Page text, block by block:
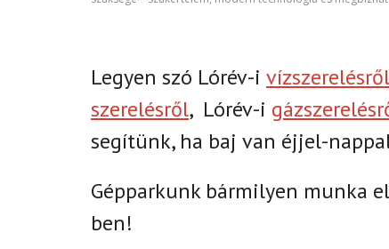
Legyen szó Lórév-i vízszerelésről
szerelésről, Lórév-i
segítünk, ha baj van éjjel-
Gépparkunk bármilyen munka
ben!